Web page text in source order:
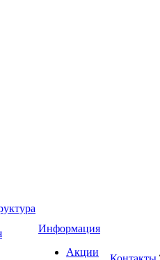
Информация
Акции